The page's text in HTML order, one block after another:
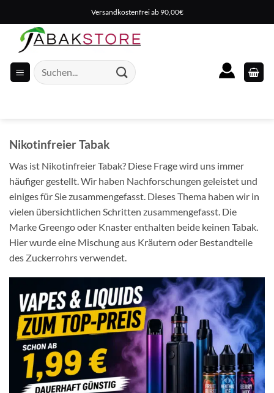
Inhalt
springen
Versandkostenfrei ab 90,00€
Suche
nach:
Nikotinfreier Tabak
Was ist Nikotinfreier Tabak? Diese Frage wird uns immer
häufiger gestellt. Wir haben Nachforschungen geleistet und
einiges für Sie zusammengefasst. Dieses Thema haben wir in
vielen übersichtlichen Schritten zusammengefasst. Die
Marke Greengo oder Knaster enthalten beide keinen Tabak.
Hier wurde eine Mischung aus Kräutern oder Bestandteile
des Zuckerrohrs verwendet.